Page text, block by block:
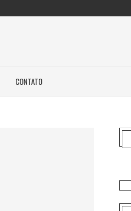
CONTATO